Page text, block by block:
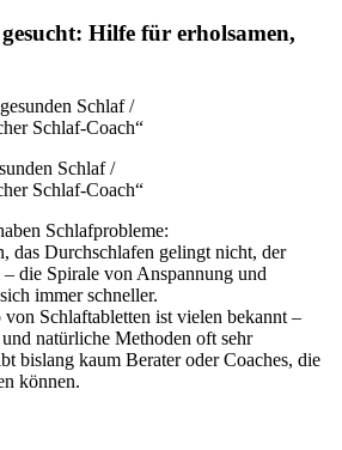
Hilfe für erholsamen,
Schlaf /
Schlaf-Coach“
Schlafprobleme:
das Durchschlafen gelingt nicht, der
die Spirale von Anspannung und
immer schneller.
Schlaftabletten ist vielen bekannt –
natürliche Methoden oft sehr
bislang kaum Berater oder Coaches, die
können.